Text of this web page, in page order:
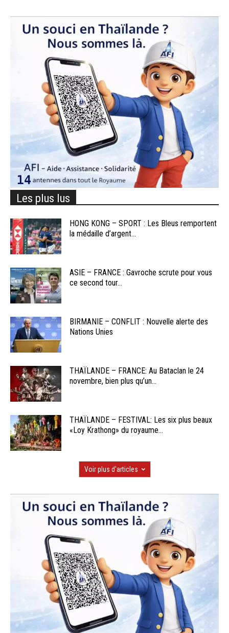
Les plus lus
HONG KONG – SPORT : Les Bleus remportent
la médaille d’argent...
ASIE – FRANCE : Gavroche scrute pour vous
ce second tour...
BIRMANIE – CONFLIT : Nouvelle alerte des
Nations Unies
THAÏLANDE – FRANCE: Au Bataclan le 24
novembre, bien plus qu’un...
THAÏLANDE – FESTIVAL: Les six plus beaux
«Loy Krathong» du royaume...
Voir plus d'articles